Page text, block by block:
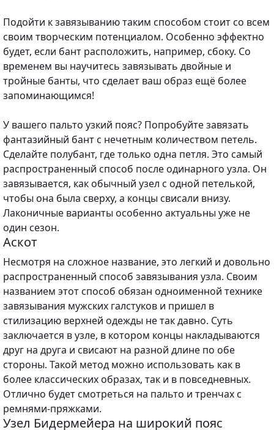
Подойти к завязыванию таким способом стоит со всем
своим творческим потенциалом. Особенно эффектно
будет, если бант расположить, например, сбоку. Со
временем вы научитесь завязывать двойные и
тройные банты, что сделает ваш образ ещё более
запоминающимся!
У вашего пальто узкий пояс? Попробуйте завязать
фантазийный бант с нечетным количеством петель.
Сделайте полубант, где только одна петля. Это самый
распространенный способ после одинарного узла. Он
завязывается, как обычный узел с одной петелькой,
чтобы она была сверху, а концы свисали внизу.
Лаконичные варианты особенно актуальны уже не
один сезон.
Аскот
Несмотря на сложное название, это легкий и довольно
распространенный способ завязывания узла. Своим
названием этот способ обязан одноименной технике
завязывания мужских галстуков и пришел в
стилизацию верхней одежды не так давно. Суть
заключается в узле, в котором концы накладываются
друг на друга и свисают на разной длине по обе
стороны. Такой метод можно использовать как в
более классических образах, так и в повседневных.
Отлично будет смотреться на пальто и тренчах с
ремнями-пряжками.
Узел Бидермейера на широкий пояс